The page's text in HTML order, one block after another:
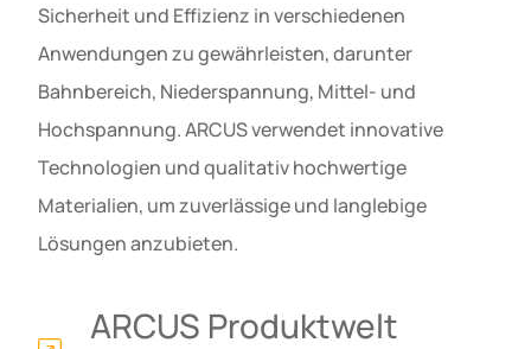
Sicherheit und Effizienz in verschiedenen
Anwendungen zu gewährleisten, darunter
Bahnbereich, Niederspannung, Mittel- und
Hochspannung. ARCUS verwendet innovative
Technologien und qualitativ hochwertige
Materialien, um zuverlässige und langlebige
Lösungen anzubieten.
ARCUS Produktwelt